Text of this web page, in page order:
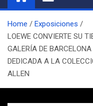
Home
Exposiciones
LOEWE CONVIERTE SU
GALERÍA DE
DEDICADA A LA
ALLEN